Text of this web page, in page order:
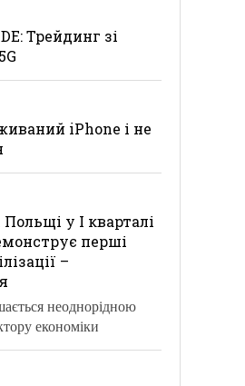
Трейдинг зі
iPhone і не
у І кварталі
перші
–
неоднорідною
економіки